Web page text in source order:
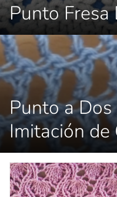
Punto
Punto a
Imitación de